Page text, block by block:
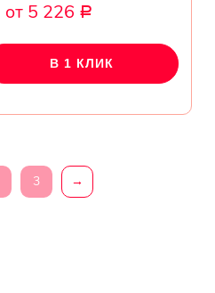
от 5 226 Р
В 1 КЛИК
3 →